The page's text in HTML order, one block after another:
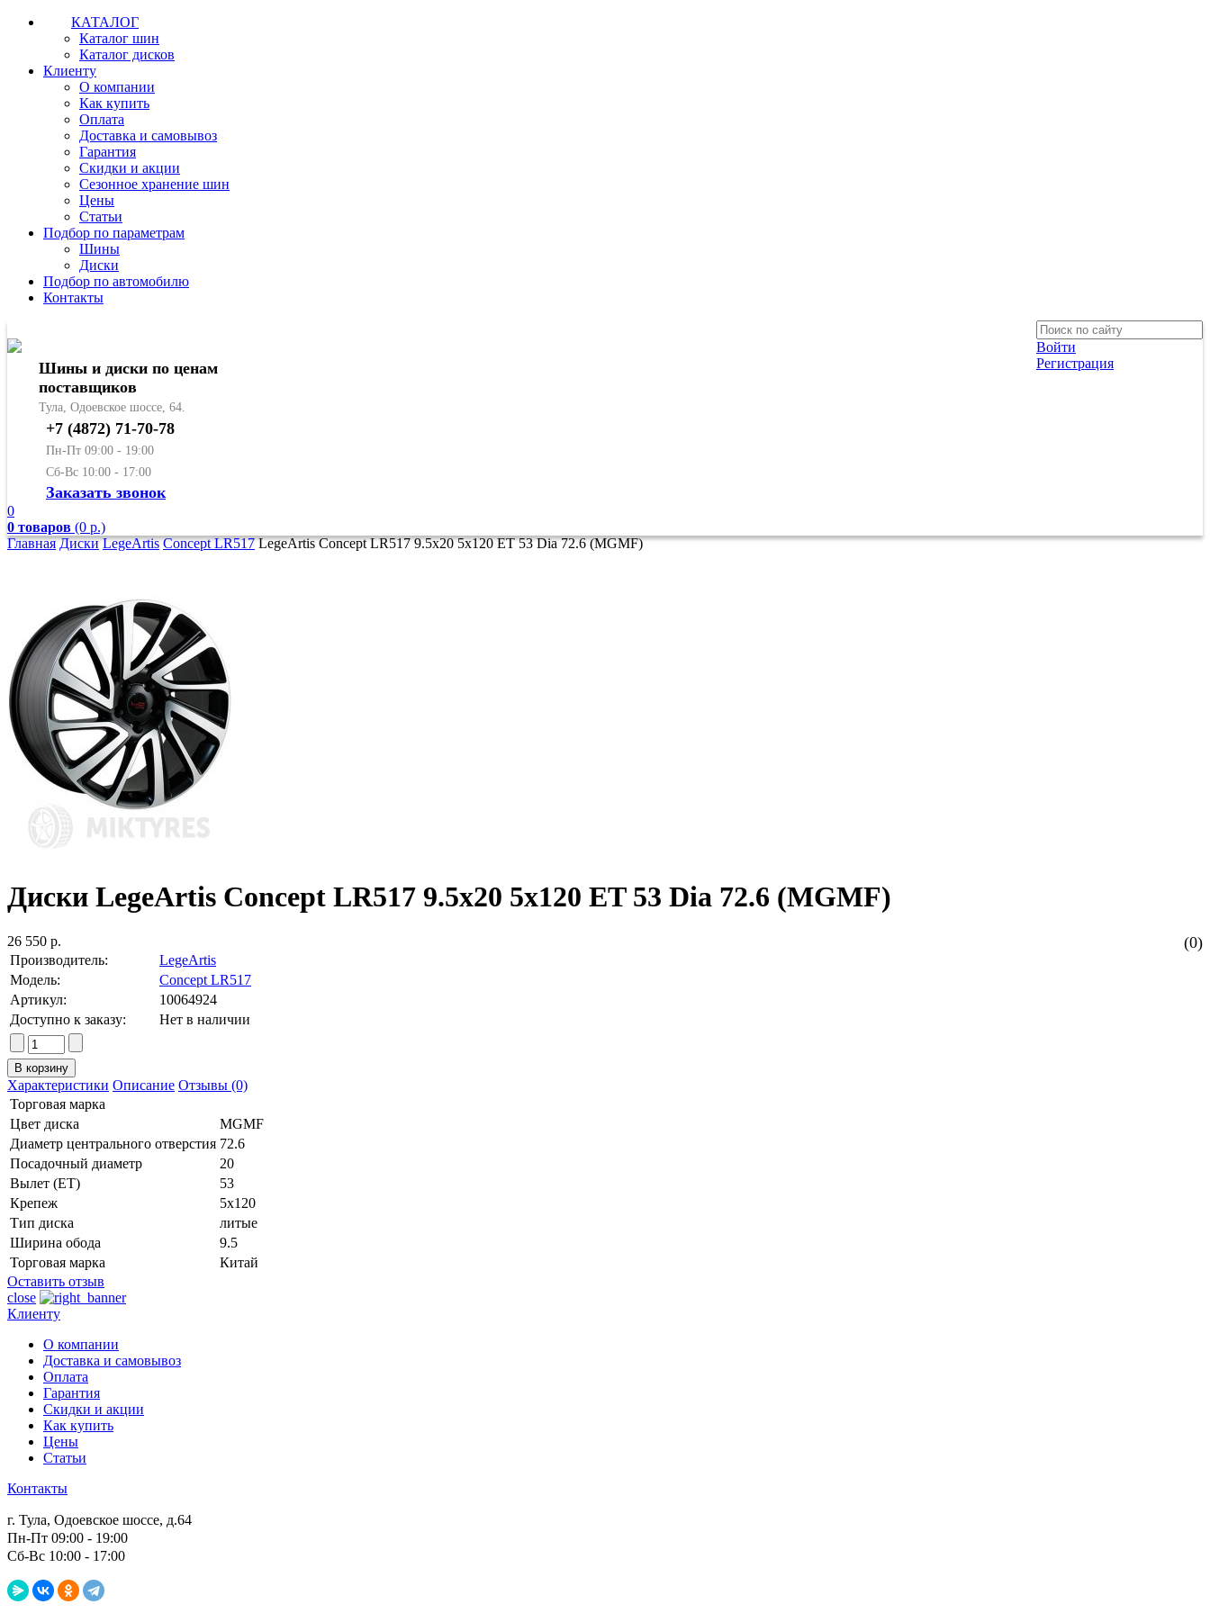
КАТАЛОГ
Каталог шин
Каталог дисков
Клиенту
О компании
Как купить
Оплата
Доставка и самовывоз
Гарантия
Скидки и акции
Сезонное хранение шин
Цены
Статьи
Подбор по параметрам
Шины
Диски
Подбор по автомобилю
Контакты
Войти
Регистрация
Шины и диски по ценам
поставщиков
Тула, Одоевское шоссе, 64.
+7 (4872) 71-70-78
Пн-Пт 09:00 - 19:00
Сб-Вс 10:00 - 17:00
Заказать звонок
0
0 товаров (0 р.)
Главная Диски LegeArtis Concept LR517LegeArtis Concept LR517 9.5x20 5x120 ET 53 Dia 72.6 (MGMF)
Диски LegeArtis Concept LR517 9.5x20 5x120 ET 53 Dia 72.6 (MGMF)
(0)
26 550 р.
Производитель:
LegeArtis
Модель:
Concept LR517
Артикул:
10064924
Доступно к заказу:
Нет в наличии
Характеристики Описание Отзывы (0)
Торговая марка
Цвет диска
MGMF
Диаметр центрального отверстия 72.6
Посадочный диаметр
20
Вылет (ET)
53
Крепеж
5x120
Тип диска
литые
Ширина обода
9.5
Торговая марка
Китай
Оставить отзыв
close
Клиенту
О компании
Доставка и самовывоз
Оплата
Гарантия
Скидки и акции
Как купить
Цены
Статьи
Контакты
г. Тула, Одоевское шоссе, д.64
Пн-Пт 09:00 - 19:00
Сб-Вс 10:00 - 17:00